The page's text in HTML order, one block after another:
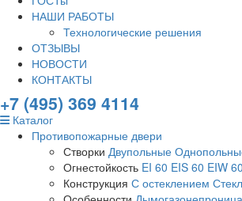
НАШИ РАБОТЫ
Технологические решения
ОТЗЫВЫ
НОВОСТИ
КОНТАКТЫ
+7 (495) 369 4114
Каталог
Противопожарные двери
Створки Двупольные
Огнестойкость EI 60 EIS 60 EIW 60
Конструкция С остеклением